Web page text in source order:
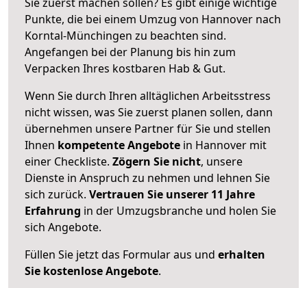
Punkte, die bei einem Umzug von Hannover nach
Korntal-Münchingen zu beachten sind.
Angefangen bei der Planung bis hin zum
Verpacken Ihres kostbaren Hab & Gut.
Wenn Sie durch Ihren alltäglichen Arbeitsstress
nicht wissen, was Sie zuerst planen sollen, dann
übernehmen unsere Partner für Sie und stellen
Ihnen kompetente Angebote in Hannover mit
einer Checkliste. Zögern Sie nicht, unsere
Dienste in Anspruch zu nehmen und lehnen Sie
sich zurück. Vertrauen Sie unserer 11 Jahre
Erfahrung in der Umzugsbranche und holen Sie
sich Angebote.
Füllen Sie jetzt das Formular aus und erhalten
Sie kostenlose Angebote.